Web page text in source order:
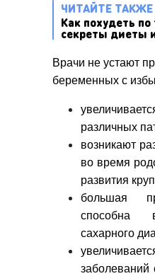
ЧИТАЙТЕ ТАКЖЕ
Как похудеть
секреты диеты
Врачи не устают
беременных с
различных
возникают
во время
развития
большая
способна
сахарного
заболеваний